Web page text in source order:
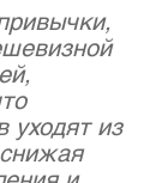
уходят из